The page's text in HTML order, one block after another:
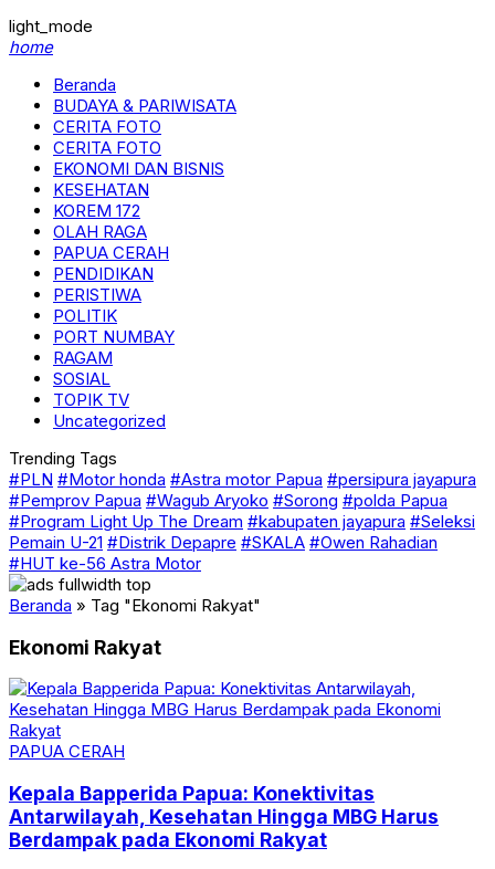
light_mode
home
Beranda
BUDAYA & PARIWISATA
CERITA FOTO
CERITA FOTO
EKONOMI DAN BISNIS
KESEHATAN
KOREM 172
OLAH RAGA
PAPUA CERAH
PENDIDIKAN
PERISTIWA
POLITIK
PORT NUMBAY
RAGAM
SOSIAL
TOPIK TV
Uncategorized
Trending Tags
#PLN #Motor honda #Astra motor Papua #persipura jayapura
#Pemprov Papua #Wagub Aryoko #Sorong #polda Papua
#Program Light Up The Dream #kabupaten jayapura #Seleksi
Pemain U-21 #Distrik Depapre #SKALA #Owen Rahadian
#HUT ke-56 Astra Motor
Beranda » Tag "Ekonomi Rakyat"
Ekonomi Rakyat
PAPUA CERAH
Kepala Bapperida Papua: Konektivitas
Antarwilayah, Kesehatan Hingga MBG Harus
Berdampak pada Ekonomi Rakyat